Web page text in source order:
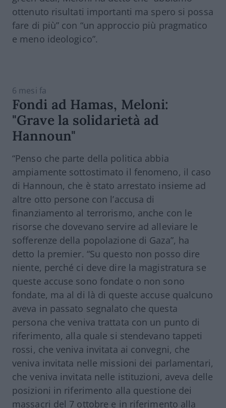
ottenuto risultati importanti ma spero si possa
fare di più” con “un approccio più pragmatico
e meno ideologico”.
6 mesi fa
Fondi ad Hamas, Meloni:
"Grave la solidarietà ad
Hannoun"
“Penso che parte della politica abbia
ampiamente sottostimato il fenomeno, il caso
di Hannoun, che è stato arrestato insieme ad
altre otto persone con l’accusa di
finanziamento al terrorismo, anche con le
risorse che dovevano servire ad alleviare le
sofferenze della popolazione di Gaza”, ha
detto la premier. “Su questo non posso dire
niente, perché ci deve dire la magistratura se
queste accuse sono fondate o non sono
fondate, ma al di là di queste accuse qualcuno
aveva in passato segnalato che questa
persona che veniva trattata con un punto di
riferimento, alla quale si stendevano tappeti
rossi, che veniva invitata ai convegni, che
veniva invitata nelle missioni dei parlamentari,
che veniva invitata nelle istituzioni, aveva delle
posizioni in riferimento alla questione dei
massacri del 7 ottobre e in riferimento alla